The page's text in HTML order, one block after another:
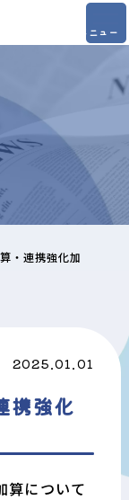
・連携強化加
2025.01.01
携強化
算について